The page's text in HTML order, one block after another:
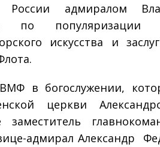
адмиралом
по популяризации
искусства и
в богослужении,
церкви
адмирал Александр